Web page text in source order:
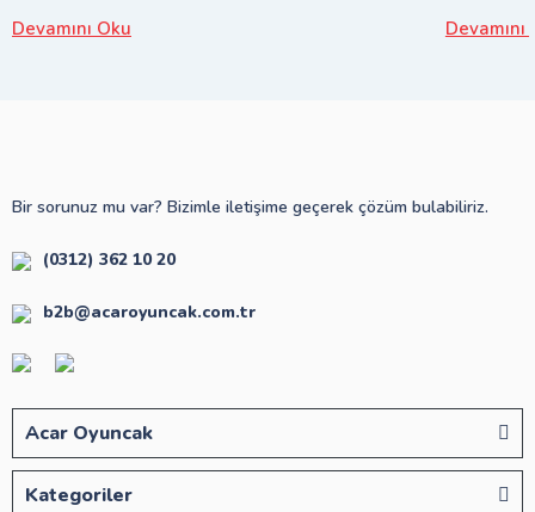
Devamını Oku Devamını
Bir sorunuz mu var? Bizimle iletişime geçerek çözüm bulabiliriz.
(0312) 362 10 20
b2b@acaroyuncak.com.tr
Acar Oyuncak
Kategoriler